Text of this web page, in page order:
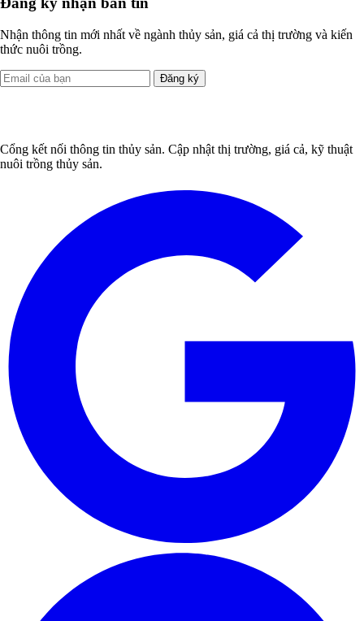
Nhận thông tin mới nhất về ngành thủy sản, giá cả thị trường và kiến
thức nuôi trồng.
Đăng ký
Cổng kết nối thông tin thủy sản. Cập nhật thị trường, giá cả, kỹ thuật
nuôi trồng thủy sản.